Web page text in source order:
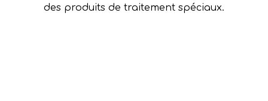
des produits de traitement spéciaux.